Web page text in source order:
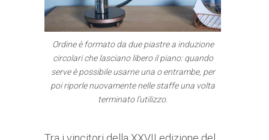
Ordine è formato da due piastre a induzione
circolari che lasciano libero il piano: quando
serve è possibile usarne una o entrambe, per
poi riporle nuovamente nelle staffe una volta
terminato l’utilizzo.